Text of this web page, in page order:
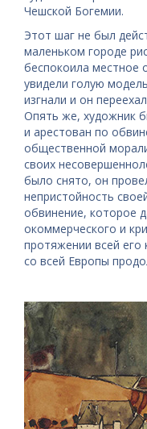
Чешской Богемии.
Этот шаг не был
маленьком городе
беспокоила местное
увидели голую
изгнали и он
Опять же, художник
и арестован по
общественной
своих
было снято, он
непристойность
обвинение, которое
окоммерческого и
протяжении всей его
со всей Европы